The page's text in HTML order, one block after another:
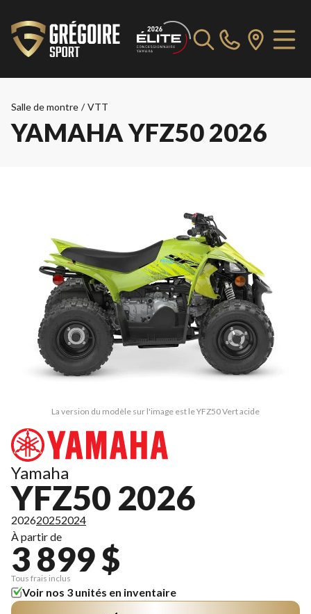
Salle de montre / VTT
YAMAHA YFZ50 2026
La version du modèle sur l'image est le YFZ50 Vert acide
Yamaha
YFZ50 2026
202620252024
À partir de
3 899 $
Tous frais inclus
Voir nos 3 unités en inventaire